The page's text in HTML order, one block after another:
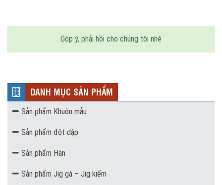
Góp ý, phải hồi cho chúng tôi nhé
DANH MỤC SẢN PHẨM
Sản phẩm Khuôn mẫu
Sản phẩm đột dập
Sản phẩm Hàn
Sản phẩm Jig gá – Jig kiểm